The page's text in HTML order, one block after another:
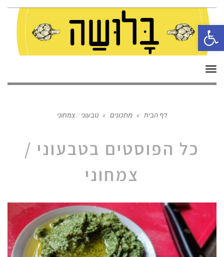
פתח סרגל נגישות
תפריט
דף הבית » מתכונים » טבעוני / צמחוני
כל הפוסטים בטבעוני /
צמחוני